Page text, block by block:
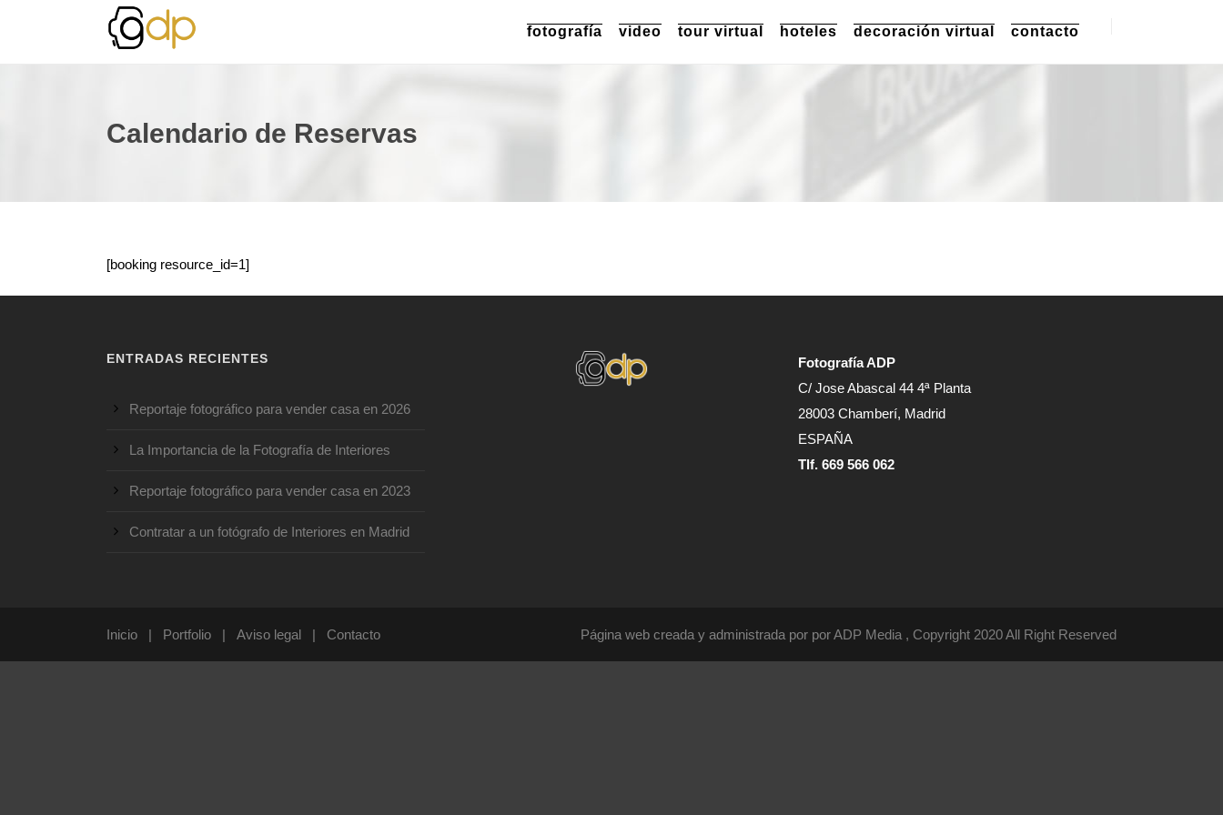
fotografía video tour virtual hoteles decoración virtual contacto
Calendario de Reservas
[booking resource_id=1]
ENTRADAS RECIENTES
Reportaje fotográfico para vender casa en 2026
La Importancia de la Fotografía de Interiores
Reportaje fotográfico para vender casa en 2023
Contratar a un fotógrafo de Interiores en Madrid
Fotografía ADP
C/ Jose Abascal 44 4ª Planta
28003 Chamberí, Madrid
ESPAÑA
Tlf. 669 566 062
Inicio | Portfolio | Aviso legal | Contacto Página web creada y administrada por porADP Media , Copyright 2020 All Right Reserved